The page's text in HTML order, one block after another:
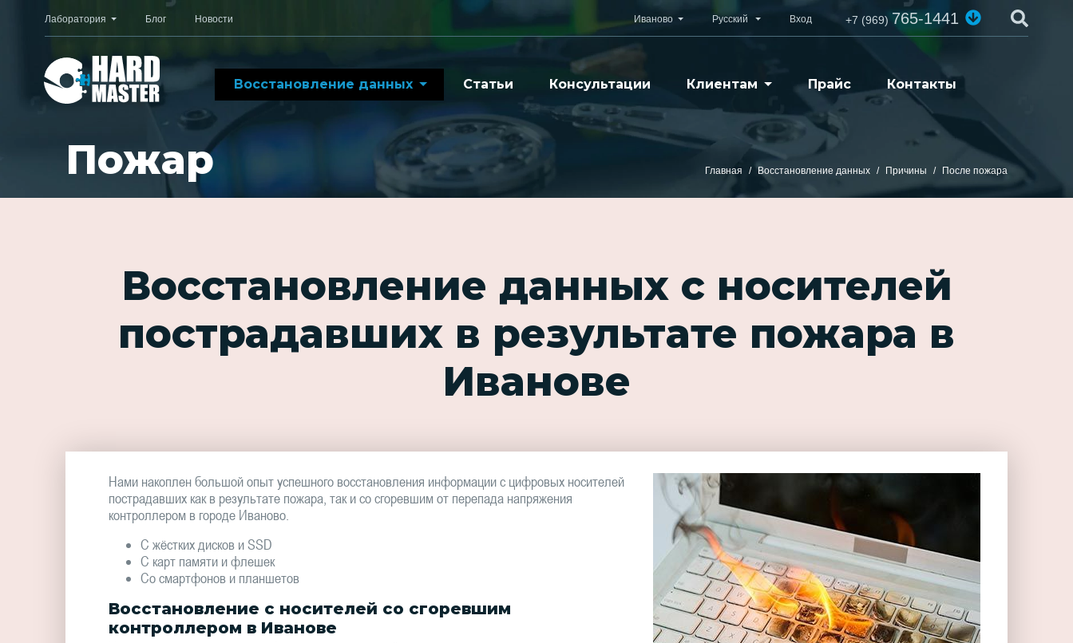
Восстановление данных Статьи Консультации Клиентам Прайс Контакты
Лаборатория Блог Новости Иваново Русский Вход +7 (969)765-1441
Пожар Главная Восстановление данных Причины После пожара
Восстановление данных с носителей
пострадавших в результате пожара в
Иванове
Нами накоплен большой опыт успешного восстановления информации с цифровых носителей
пострадавших как в результате пожара, так и со сгоревшим от перепада напряжения
контроллером в городе Иваново.
С жёстких дисков и SSD
С карт памяти и флешек
Со смартфонов и планшетов
Восстановление с носителей со сгоревшим
контроллером в Иванове